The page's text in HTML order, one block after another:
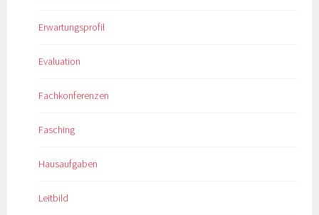
Erwartungsprofil
Evaluation
Fachkonferenzen
Fasching
Hausaufgaben
Leitbild